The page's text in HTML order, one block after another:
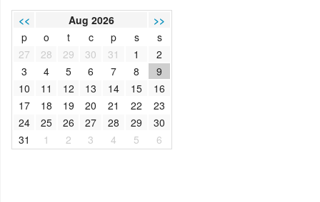
<< Aug 2026
>>
p
o t c p s
s
27
28 29 30 31 1
2
3
4 5 6 7 8
9
10
11 12 13 14 15
16
17
18 19 20 21 22
23
24
25 26 27 28 29
30
31
1 2 3 4 5 6